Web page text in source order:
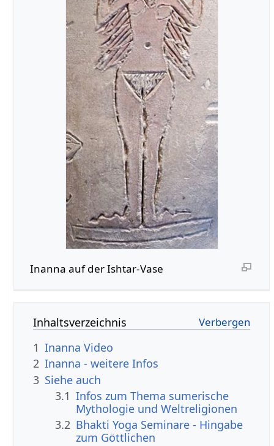
Inanna auf der Ishtar-Vase
Inhaltsverzeichnis
1 Inanna Video
2 Inanna - weitere Infos
3 Siehe auch
3.1 Infos zum Thema sumerische
Mythologie und Weltreligionen
3.2 Bhakti Yoga Seminare - Hingabe
zum Göttlichen